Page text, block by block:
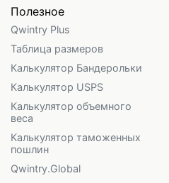
Полезное
Qwintry Plus
Таблица размеров
Калькулятор Бандерольки
Калькулятор USPS
Калькулятор объемного
веса
Калькулятор таможенных
пошлин
Qwintry.Global